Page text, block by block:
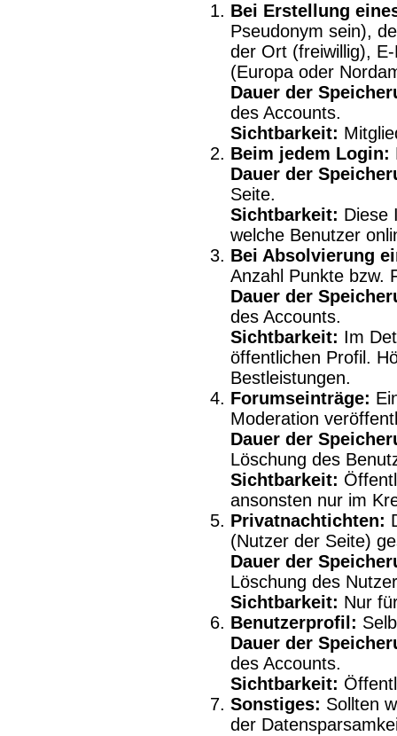
Bei Erstellung
Pseudonym sein),
der Ort (freiwillig),
(Europa oder
Dauer der
des Accounts.
Sichtbarkeit:
Beim jedem Login:
Dauer der
Seite.
Sichtbarkeit: Diese
welche Benutzer
Bei Absolvierung
Anzahl Punkte bzw.
Dauer der
des Accounts.
Sichtbarkeit: Im
öffentlichen Profil.
Bestleistungen.
Forumseinträge:
Moderation
Dauer der
Löschung des
Sichtbarkeit:
ansonsten nur im
Privatnachtichten:
(Nutzer der Seite)
Dauer der
Löschung des
Sichtbarkeit: Nur
Benutzerprofil:
Dauer der
des Accounts.
Sichtbarkeit:
Sonstiges: Sollten
der